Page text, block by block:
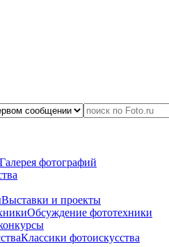
Галерея фотографий
Выставки и проекты
Обсуждение фототехники
Классики фотоискусства